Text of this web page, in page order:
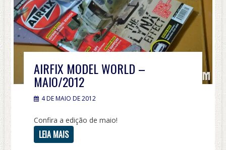
AIRFIX MODEL WORLD –
MAIO/2012
4 DE MAIO DE 2012
Confira a edição de maio!
LEIA MAIS